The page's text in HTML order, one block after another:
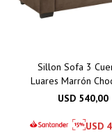
Sillon Sofa 3
Luares Marrón
- Gris Azulado
USD 540,00
USD